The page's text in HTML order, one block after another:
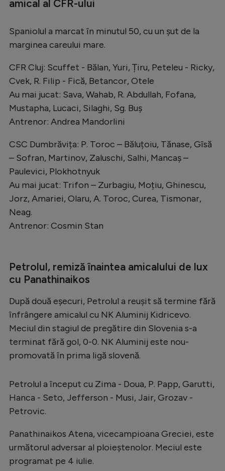
Tenis
Handbal
Natație
Formula 1
Gimnastică
Rugby
Ciclism
Alte sporturi
Intră în cont
Creează cont
amical al CFR-ului
Spaniolul a marcat în minutul 50, cu un șut de la
marginea careului mare.
CFR Cluj: Scuffet - Bălan, Yuri, Țiru, Peteleu - Ricky,
Cvek, R. Filip - Fică, Betancor, Otele
Au mai jucat: Sava, Wahab, R. Abdullah, Fofana,
Mustapha, Lucaci, Silaghi, Sg. Buș
Antrenor: Andrea Mandorlini
CSC Dumbrăvița: P. Toroc – Băluțoiu, Tănase, Gîsă
– Sofran, Martinov, Zaluschi, Salhi, Mancaș –
Paulevici, Plokhotnyuk
Au mai jucat: Trifon – Zurbagiu, Moțiu, Ghinescu,
Jorz, Amariei, Olaru, A. Toroc, Curea, Tismonar,
Neag.
Antrenor: Cosmin Stan
Petrolul, remiză înaintea amicalului de lux
cu Panathinaikos
După două eșecuri, Petrolul a reușit să termine fără
înfrângere amicalul cu NK Aluminij Kidricevo.
Meciul din stagiul de pregătire din Slovenia s-a
terminat fără gol, 0-0. NK Aluminij este nou-
promovată în prima ligă slovenă.
Petrolul a început cu Zima - Doua, P. Papp, Garutti,
Hanca - Seto, Jefferson - Musi, Jair, Grozav -
Petrovic.
Panathinaikos Atena, vicecampioana Greciei, este
următorul adversar al ploieștenolor. Meciul este
programat pe 4 iulie.